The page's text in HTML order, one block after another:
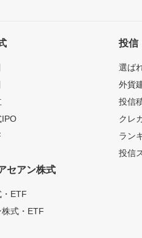
IPO
セアン株式
ETF
式・ETF
投信
選ば
外貨
投信
クレ
ラン
投信